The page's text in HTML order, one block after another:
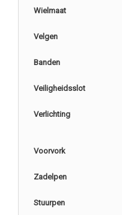
Wielmaat
Velgen
Banden
Veiligheidsslot
Verlichting
Voorvork
Zadelpen
Stuurpen